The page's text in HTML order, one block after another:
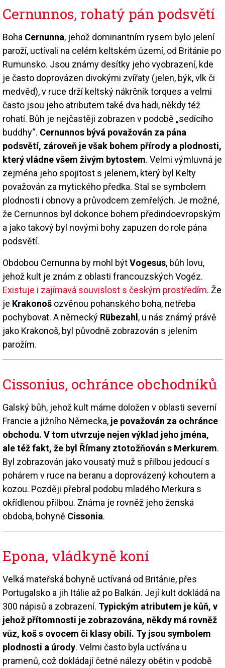
Cernunnos, rohatý pán podsvětí
Boha Cernunna, jehož dominantním rysem bylo jelení
paroží, uctívali na celém keltském území, od Británie po
Rumunsko. Jsou známy desítky jeho vyobrazení, kde
je často doprovázen divokými zvířaty (jelen, býk, vlk či
medvěd), v ruce drží keltský nákrčník torques a velmi
často jsou jeho atributem také dva hadi, někdy též
rohatí. Bůh je nejčastěji zobrazen v podobě „sedícího
buddhy“. Cernunnos bývá považován za pána
podsvětí, zároveň je však bohem přírody a plodnosti,
který vládne všem živým bytostem. Velmi výmluvná je
zejména jeho spojitost s jelenem, který byl Kelty
považován za mytického předka. Stal se symbolem
plodnosti i obnovy a průvodcem zemřelých. Je možné,
že Cernunnos byl dokonce bohem předindoevropským
a jako takový byl novými bohy zapuzen do role pána
podsvětí.
Obdobou Cernunna by mohl býtVogesus, bůh lovu,
jehož kult je znám z oblasti francouzských Vogéz.
Existuje i zajímavá souvislost s českým prostředím. Že
je Krakonoš ozvěnou pohanského boha, netřeba
pochybovat. A německý Rübezahl, u nás známý právě
jako Krakonoš, byl původně zobrazován s jelením
parožím.
Cissonius, ochránce obchodníků
Galský bůh, jehož kult máme doložen v oblasti severní
Francie a jižního Německa, je považován za ochránce
obchodu. V tom utvrzuje nejen výklad jeho jména,
ale též fakt, že byl Římany ztotožňován s Merkurem.
Byl zobrazován jako vousatý muž s přilbou jedoucí s
pohárem v ruce na beranu a doprovázený kohoutem a
kozou. Později přebral podobu mladého Merkura s
okřídlenou přilbou. Známa je rovněž jeho ženská
obdoba, bohyně Cissonia.
Epona, vládkyně koní
Velká mateřská bohyně uctívaná od Británie, přes
Portugalsko a jih Itálie až po Balkán. Její kult dokládá na
300 nápisů a zobrazení. Typickým atributem je kůň, v
jehož přítomnosti je zobrazována, někdy má rovněž
vůz, koš s ovocem či klasy obilí. Ty jsou symbolem
plodnosti a úrody. Velmi často byla uctívána u
pramenů, což dokládají četné nálezy obětin v podobě